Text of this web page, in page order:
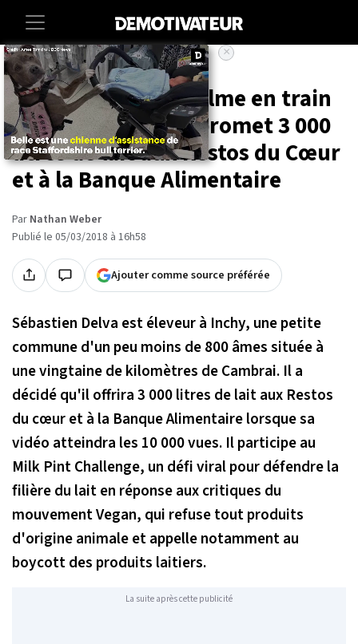
Accueil Societe
Un agriculteur se filme en train
de boire du lait et promet 3 000
litres de lait aux Restos du Cœur
et à la Banque Alimentaire
Par Nathan Weber
Publié le 05/03/2018 à 16h58
Ajouter comme source préférée
Sébastien Delva est éleveur à Inchy, une petite
commune d'un peu moins de 800 âmes située à
une vingtaine de kilomètres de Cambrai. Il a
décidé qu'il offrira 3 000 litres de lait aux Restos
du cœur et à la Banque Alimentaire lorsque sa
vidéo atteindra les 10 000 vues. Il participe au
Milk Pint Challenge, un défi viral pour défendre la
filière du lait en réponse aux critiques du
mouvement Vegan, qui refuse tout produits
d'origine animale et appelle notamment au
boycott des produits laitiers.
La suite après cette publicité
×